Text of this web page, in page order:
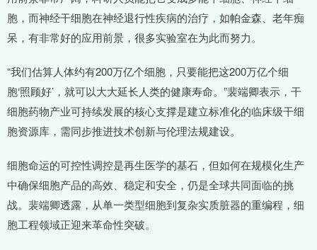
胞，而神经干细胞在神经退行性疾病的治疗，如帕金森、老年痴
呆，有非常好的应用前景，很多实验室在为此而努力。
“我们估算人体约有200万亿个细胞，只要能把这200万亿个细
胞‘照顾好’，就可以大大延长人类的健康寿命。”裴端卿表示，干
细胞药物产业可持续发展的核心支撑是建立标准化的临床级干细
胞资源库，需同步推进技术创新与伦理法规建设。
细胞命运的可控性调控是再生医学的基石，但如何在规模化生产
中确保细胞产品的高效、稳定和安全，仍是全球共同面临的挑
战。裴端卿透露，从单一类型细胞到复杂实质脏器的重编程，细
胞工程领域正迎来革命性突破。